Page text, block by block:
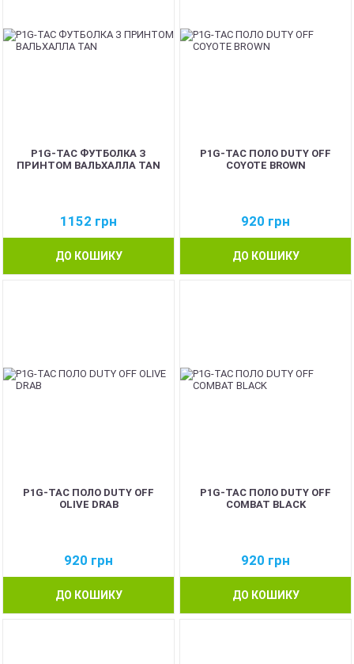
P1G-TAC ФУТБОЛКА З
ПРИНТОМ ВАЛЬХАЛЛА TAN
1152 грн
ДО КОШИКУ
P1G-TAC ПОЛО DUTY OFF
COYOTE BROWN
920 грн
ДО КОШИКУ
P1G-TAC ПОЛО DUTY OFF
OLIVE DRAB
920 грн
ДО КОШИКУ
P1G-TAC ПОЛО DUTY OFF
COMBAT BLACK
920 грн
ДО КОШИКУ